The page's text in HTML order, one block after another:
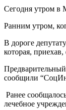
Сегодня утром в
Ранним утром,
В дороге
которая,
сообщили
Ранее
лечебное